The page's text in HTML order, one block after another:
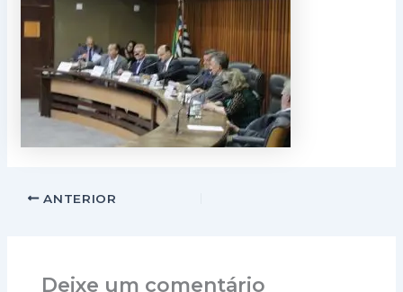
ANTERIOR
Deixe um comentário